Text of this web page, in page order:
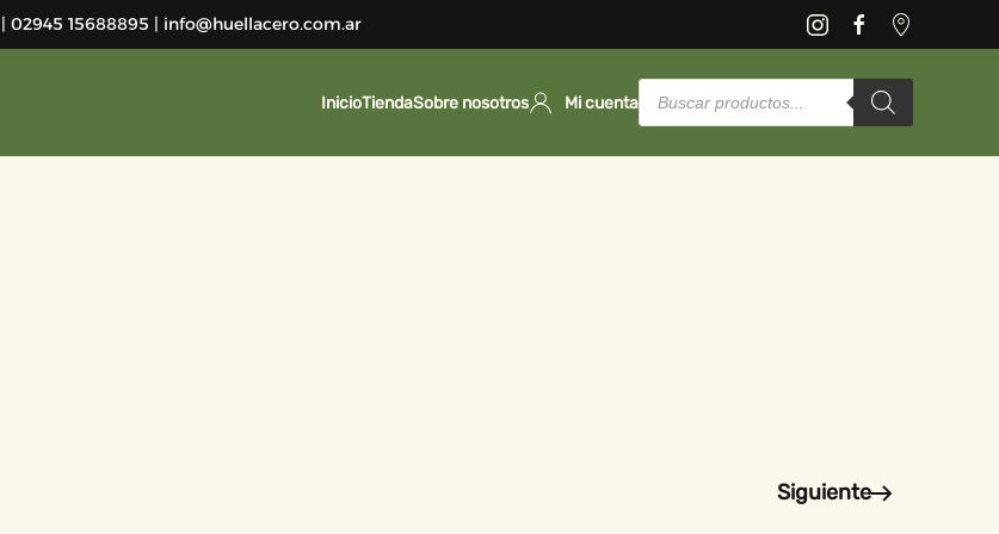
02945 15688895 | info@huellacero.com.ar
InicioTiendaSobre nosotros Mi cuenta
Products
search
Siguiente